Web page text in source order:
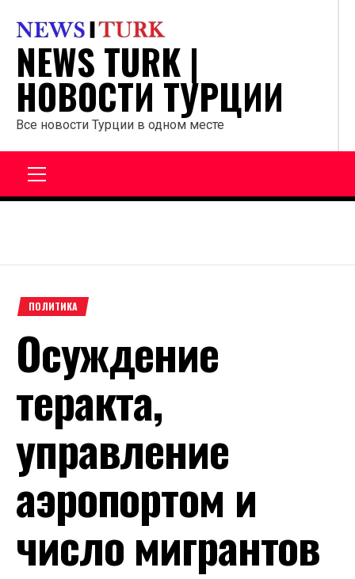
содержанию
NEWS TURK |
НОВОСТИ ТУРЦИИ
Все новости Турции в одном месте
ПОЛИТИКА
Осуждение
теракта,
управление
аэропортом и
число мигрантов